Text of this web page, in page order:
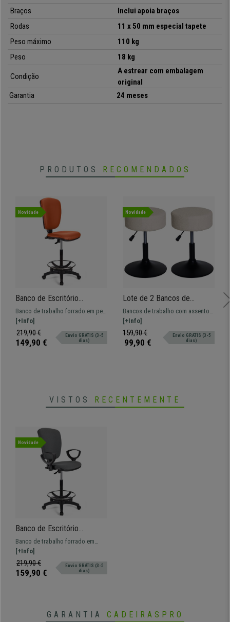
Encosto ergonómico ajustável
• Mecanismo reclinável permanente
Acolchoado espesso para conforto extra
Inclui apoia braços
Braços
Inclui apoia braços
Rodas
11 x 50 mm especial tapete
Peso máximo
110 kg
Peso
18 kg
Condição
A estrear com embalagem
original
Garantia
24 meses
PRODUTOS RECOMENDADOS
Novidade
Banco de Escritório
CALIPSO SEM BRAÇOS
PELE, Encosto ajustável,
Bom Acolchoado em Pele,
cor Laranja
Banco de trabalho forrado em pele
sintética, amplo, resistente e
confortável com repousa pés.
Ajustável e adaptável para uso
profissional.
[+Info]
219,90 €
149,90 €
Envio GRÁTIS (3-5
dias)
Novidade
Lote de 2 Bancos de
Trabalho BLOOM, Giratório
360º, acolchoado grosso,
em pano de cor Branco
creme
Bancos de trabalho com assento
giratório em 360º. Altura
regulável, em pano
[+Info]
159,90 €
99,90 €
Envio GRÁTIS (3-5
dias)
VISTOS RECENTEMENTE
Novidade
Banco de Escritório
CALIPSO, Encosto ajustável,
Bom Acolchoado, Em
Cinzento
Banco de trabalho forrado em
tecido, amplo, resistente e
confortável. Ajustável e adaptável
para uso profissional.
[+Info]
219,90 €
159,90 €
Envio GRÁTIS (3-5
dias)
GARANTIA CADEIRASPRO